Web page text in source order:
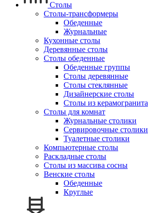
Столы
Столы-трансформеры
Обеденные
Журнальные
Кухонные столы
Деревянные столы
Столы обеденные
Обеденные группы
Столы деревянные
Столы стеклянные
Дизайнерские столы
Столы из керамогранита
Столы для комнат
Журнальные столики
Сервировочные столики
Туалетные столики
Компьютерные столы
Раскладные столы
Столы из массива сосны
Венские столы
Обеденные
Круглые